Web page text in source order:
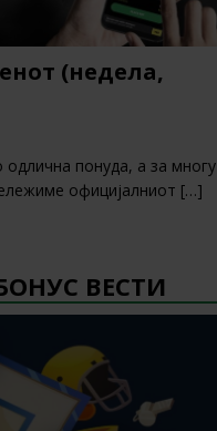
(недела,
одлична понуда, а за многу
официјалниот […]
ВЕСТИ